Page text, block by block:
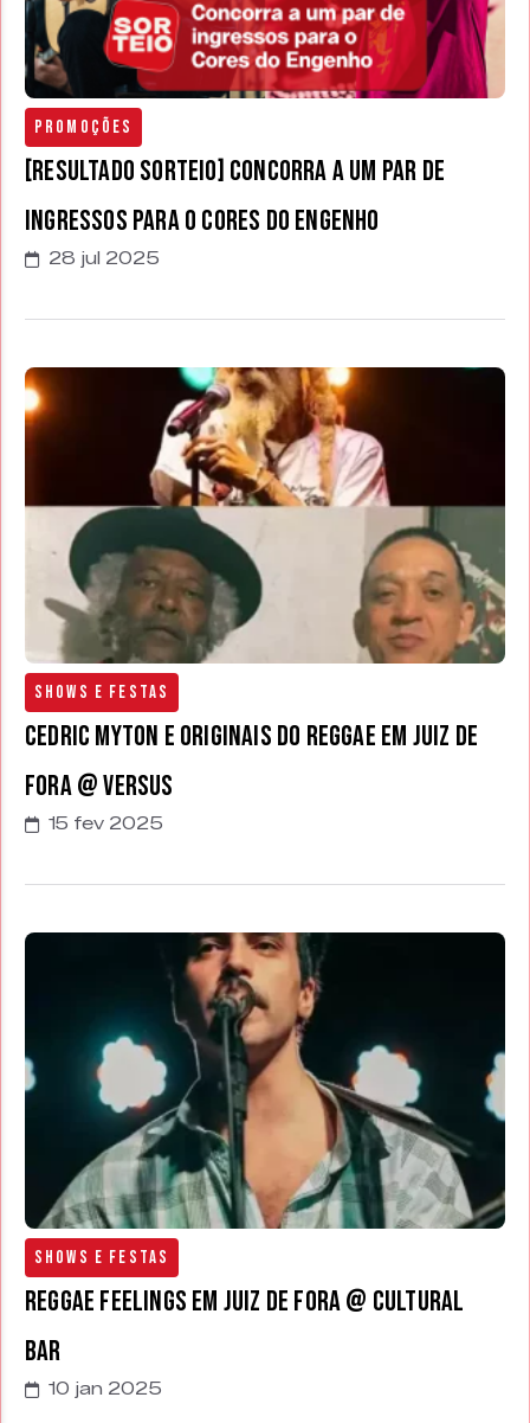
Promoções
[RESULTADO SORTEIO] Concorra a um par de
ingressos para o Cores do Engenho
28 jul 2025
Shows e Festas
Cedric Myton e Originais do Reggae em Juiz de
Fora @ Versus
15 fev 2025
Shows e Festas
Reggae Feelings em Juiz de Fora @ Cultural
Bar
10 jan 2025